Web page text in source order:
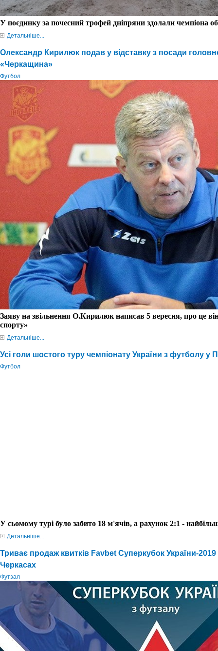
У поєдинку за почесний трофей дніпряни здолали чемпіона
Детальніше...
Олександр Кирилюк подав у відставку з посади
«Черкащина»
Футбол
Заяву на звільнення О.Кирилюк написав 5 вересня, про це
спорту»
Детальніше...
Усі голи шостого туру чемпіонату України з футболу у
Футбол
У сьомому турі було забито 18 м'ячів, а рахунок 2:1 -
Детальніше...
Триває продаж квитків Favbet Суперкубок України-
Черкасах
Футзал